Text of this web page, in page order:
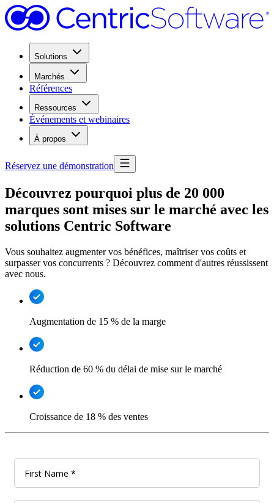
Solutions
Marchés
Références
Ressources
Événements et webinaires
À propos
Réservez une démonstration
Découvrez pourquoi plus de 20 000
marques sont mises sur le marché avec les
solutions Centric Software
Vous souhaitez augmenter vos bénéfices, maîtriser vos coûts et
surpasser vos concurrents ? Découvrez comment d'autres réussissent
avec nous.
Augmentation de 15 % de la marge
Réduction de 60 % du délai de mise sur le marché
Croissance de 18 % des ventes